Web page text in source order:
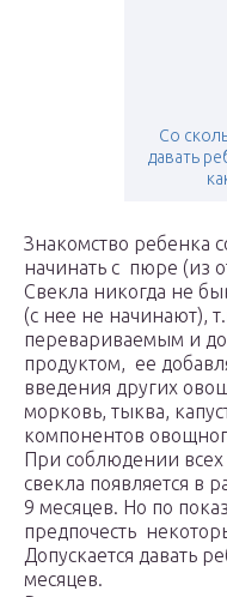
Со
давать
Знакомство ребенка
начинать с пюре (из
Свекла никогда не
(с нее не начинают),
перевариваемым и
продуктом, ее
введения других
морковь, тыква,
компонентов
При соблюдении
свекла появляется в
9 месяцев. Но по
предпочесть
Допускается давать
месяцев.